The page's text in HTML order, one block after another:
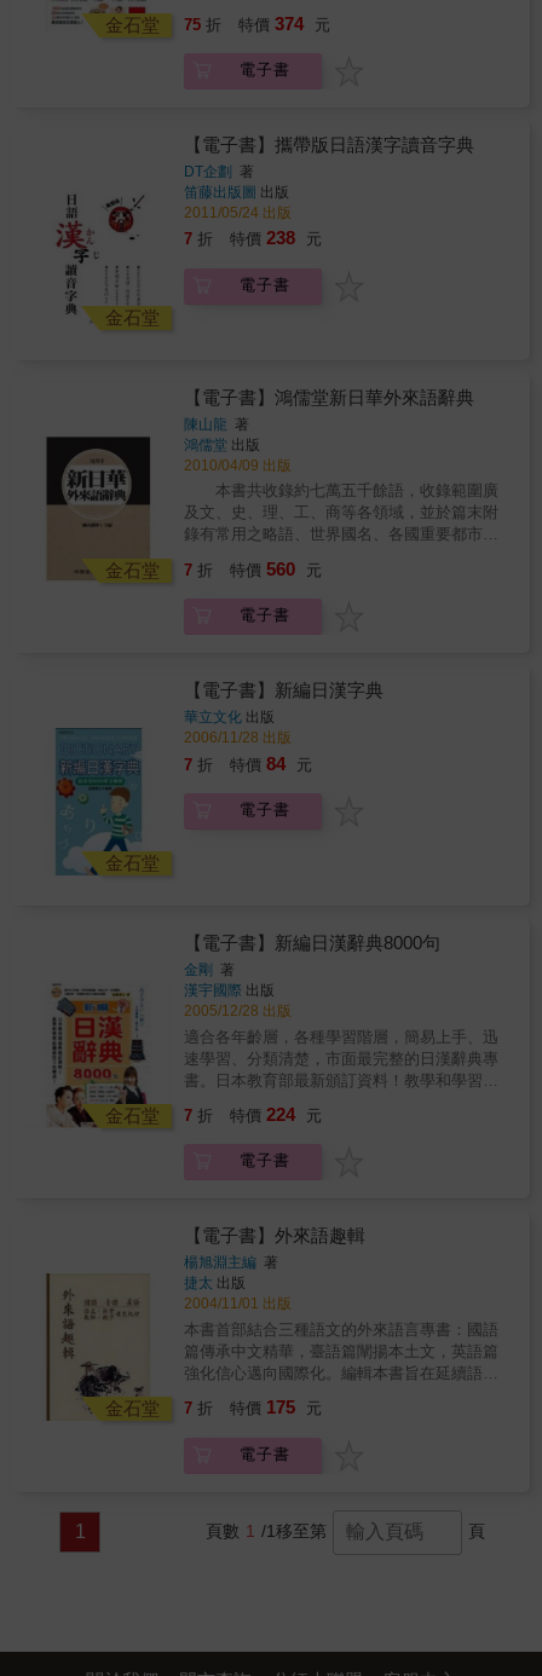
金石堂 75 折 特價 374 元
電子書
金石堂
【電子書】攜帶版日語漢字讀音字典
DT企劃
著
笛藤出版圖 出版
2011/05/24 出版
7 折 特價 238 元
電子書
金石堂
【電子書】鴻儒堂新日華外來語辭典
陳山龍 著
鴻儒堂 出版
2010/04/09 出版
本書共收錄約七萬五千餘語，收錄範圍廣
及文、史、理、工、商等各領域，並於篇末附
錄有常用之略語、世界國名、各國重要都市名
7 折 特價 560 元
電子書
金石堂
【電子書】新編日漢字典
華立文化 出版
2006/11/28 出版
7 折 特價 84 元
電子書
金石堂
【電子書】新編日漢辭典8000句
金剛 著
漢宇國際 出版
2005/12/28 出版
適合各年齡層，各種學習階層，簡易上手、迅
速學習、分類清楚，市面最完整的日漢辭典專
書。日本教育部最新頒訂資料！教學和學習必
使用技巧，讓您在最短時間內迅速上手。2.按
使用日本墨料及進口紙張，呵護您的雙手，體
能錯過的日漢辭典專書。6.收錄8000句，市面
最完整的日漢辭典專書
7 折 特價 224 元
電子書
金石堂
【電子書】外來語趣輯
楊旭淵主編 著
捷太 出版
2004/11/01 出版
本書首部結合三種語文的外來語言專書：國語
篇傳承中文精華，臺語篇闡揚本土文，英語篇
強化信心邁向國際化。編輯本書旨在延續語言
究發展的基礎。
7 折 特價 175 元
電子書
1 頁數 1 /1移至第 頁